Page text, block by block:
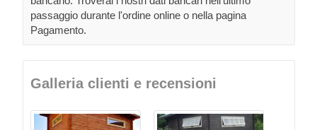
passaggio durante l'ordine online o nella pagina
Pagamento.
Galleria clienti e recensioni